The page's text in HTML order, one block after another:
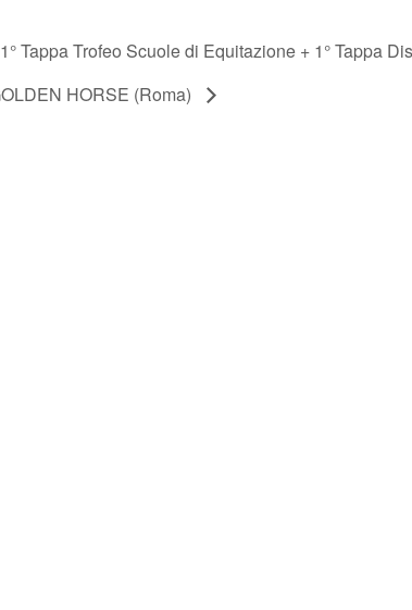
1° Tappa Trofeo Scuole di Equitazione + 1° Tappa
HORSE (Roma)